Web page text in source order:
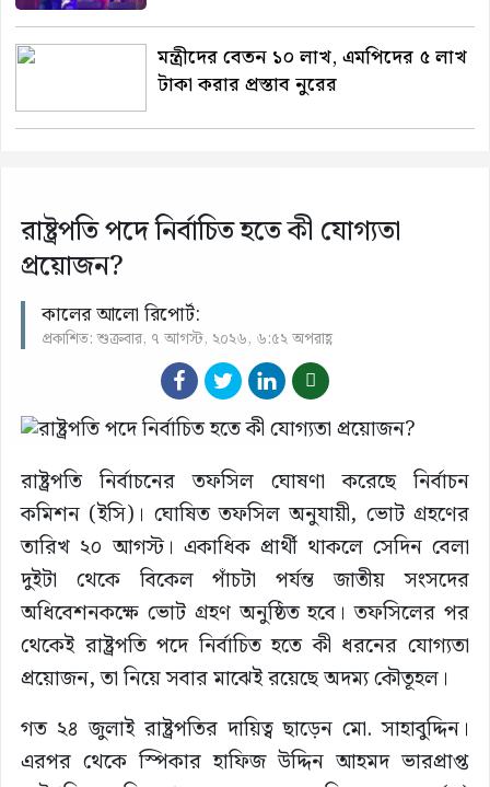
মন্ত্রীদের বেতন ১০ লাখ, এমপিদের ৫ লাখ
টাকা করার প্রস্তাব নুরের
রাষ্ট্রপতি পদে নির্বাচিত হতে কী যোগ্যতা
প্রয়োজন?
কালের আলো রিপোর্ট:
প্রকাশিত: শুক্রবার, ৭ আগস্ট, ২০২৬, ৬:৫২ অপরাহ্ণ
রাষ্ট্রপতি নির্বাচনের তফসিল ঘোষণা করেছে নির্বাচন
কমিশন (ইসি)। ঘোষিত তফসিল অনুযায়ী, ভোট গ্রহণের
তারিখ ২০ আগস্ট। একাধিক প্রার্থী থাকলে সেদিন বেলা
দুইটা থেকে বিকেল পাঁচটা পর্যন্ত জাতীয় সংসদের
অধিবেশনকক্ষে ভোট গ্রহণ অনুষ্ঠিত হবে। তফসিলের পর
থেকেই রাষ্ট্রপতি পদে নির্বাচিত হতে কী ধরনের যোগ্যতা
প্রয়োজন, তা নিয়ে সবার মাঝেই রয়েছে অদম্য কৌতূহল।
গত ২৪ জুলাই রাষ্ট্রপতির দায়িত্ব ছাড়েন মো. সাহাবুদ্দিন।
এরপর থেকে স্পিকার হাফিজ উদ্দিন আহমদ ভারপ্রাপ্ত